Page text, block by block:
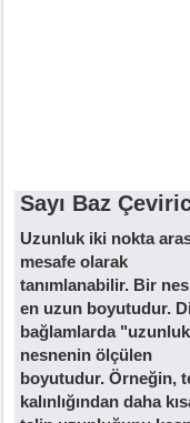
Sayı Baz
Uzunluk iki nokta
mesafe olarak
tanımlanabilir. Bir
en uzun boyutudur.
bağlamlarda
nesnenin ölçülen
boyutudur. Örneğin,
kalınlığından daha